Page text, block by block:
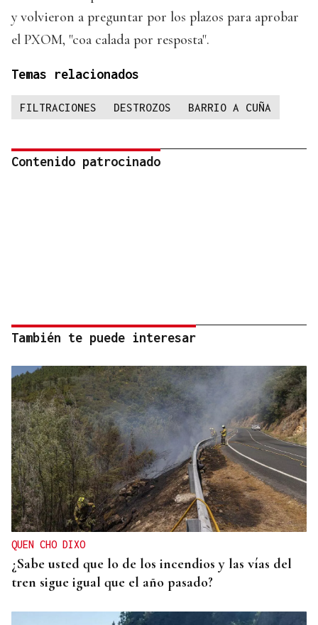
y volvieron a preguntar por los plazos para aprobar
el PXOM, "coa calada por resposta".
Temas relacionados
FILTRACIONES DESTROZOS BARRIO A CUÑA
Contenido patrocinado
También te puede interesar
QUEN CHO DIXO
¿Sabe usted que lo de los incendios y las vías del
tren sigue igual que el año pasado?